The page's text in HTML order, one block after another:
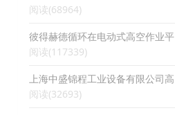
阅读(68964)
彼得赫德循环在电动式高空作业平
阅读(117339)
上海中盛锦程工业设备有限公司高
阅读(32693)